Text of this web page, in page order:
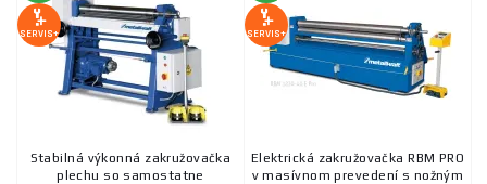
kontaktovať, radi Vám pomôžeme.
SERVIS+
Stabilná výkonná zakružovačka
plechu so samostatne
SERVIS+
Elektrická zakružovačka RBM PRO
v masívnom prevedení s nožným